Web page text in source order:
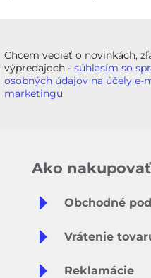
Chcem vedieť o novinkách,
výpredajoch -súhlasím so
osobných údajov na účely e-
marketingu
Ako nakupovať
Obchodné
Vrátenie
Reklamácie